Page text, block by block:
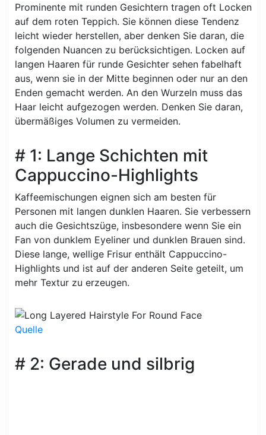
Prominente mit runden Gesichtern tragen oft Locken
auf dem roten Teppich. Sie können diese Tendenz
leicht wieder herstellen, aber denken Sie daran, die
folgenden Nuancen zu berücksichtigen. Locken auf
langen Haaren für runde Gesichter sehen fabelhaft
aus, wenn sie in der Mitte beginnen oder nur an den
Enden gemacht werden. An den Wurzeln muss das
Haar leicht aufgezogen werden. Denken Sie daran,
übermäßiges Volumen zu vermeiden.
# 1: Lange Schichten mit
Cappuccino-Highlights
Kaffeemischungen eignen sich am besten für
Personen mit langen dunklen Haaren. Sie verbessern
auch die Gesichtszüge, insbesondere wenn Sie ein
Fan von dunklem Eyeliner und dunklen Brauen sind.
Diese lange, wellige Frisur enthält Cappuccino-
Highlights und ist auf der anderen Seite geteilt, um
mehr Textur zu erzeugen.
Quelle
# 2: Gerade und silbrig